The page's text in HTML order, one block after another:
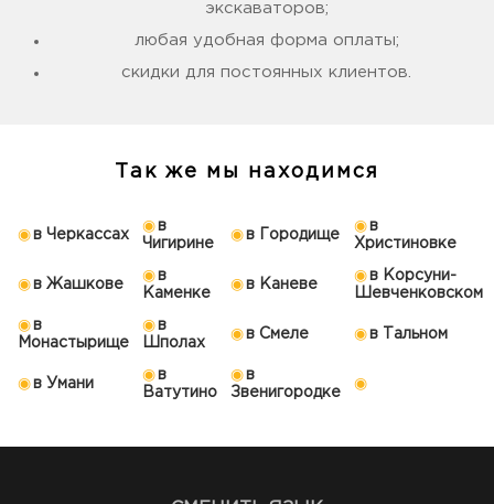
экскаваторов;
любая удобная форма оплаты;
скидки для постоянных клиентов.
Так же мы находимся
в Черкассах
в
Чигирине
в Городище
в
Христиновке
в Жашкове
в
Каменке
в Каневе
в Корсуни-
Шевченковском
в
Монастырище
в
Шполах
в Смеле в Тальном
в Умани
в
Ватутино
в
Звенигородке